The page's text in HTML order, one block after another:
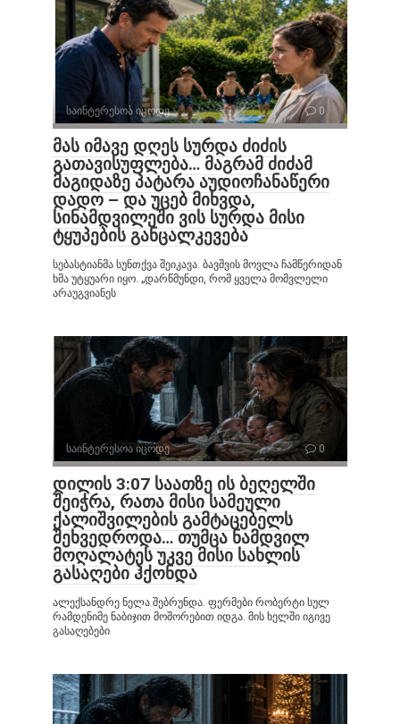
საინტერესოა იცოდე 0
მას იმავე დღეს სურდა ძიძის
გათავისუფლება… მაგრამ ძიძამ
მაგიდაზე პატარა აუდიოჩანაწერი
დადო – და უცებ მიხვდა,
სინამდვილეში ვის სურდა მისი
ტყუპების განცალკევება
სებასტიანმა სუნთქვა შეიკავა. ბავშვის მოვლა ჩამწერიდან
ხმა უტყუარი იყო. „დარწმუნდი, რომ ყველა მომვლელი
არაუგვიანეს
საინტერესოა იცოდე 0
დილის 3:07 საათზე ის ბეღელში
შეიჭრა, რათა მისი სამეული
ქალიშვილების გამტაცებელს
შეხვედროდა… თუმცა ნამდვილ
მოღალატეს უკვე მისი სახლის
გასაღები ჰქონდა
ალექსანდრე ნელა შებრუნდა. ფერმები რობერტი სულ
რამდენიმე ნაბიჯით მოშორებით იდგა. მის ხელში იგივე
გასაღებები